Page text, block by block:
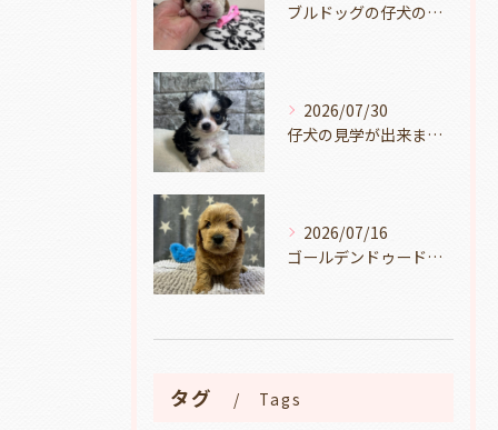
ブルドッグの仔犬のお目目があきました👀💑🐶岐阜県養老町のブリーダーワンダフルパピーです。
2026/07/30
仔犬の見学が出来ます🐶岐阜県養老町のブリーダーワンダフルパピーです。
2026/07/16
ゴールデンドゥードルの仔犬の見学が出来ます🐶🐶🐶岐阜県養老町のブリーダーワンダフルパピーです。
タグ Tags